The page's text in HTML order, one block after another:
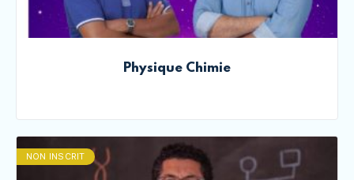
Physique Chimie
NON INSCRIT